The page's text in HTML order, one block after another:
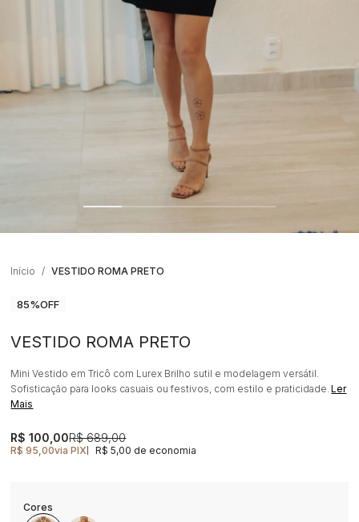
Início VESTIDO ROMA PRETO
85%OFF
VESTIDO ROMA PRETO
Mini Vestido em Tricô com Lurex Brilho sutil e modelagem versátil.
Sofisticação para looks casuais ou festivos, com estilo e praticidade.Ler
Mais
R$ 95,00via PIX R$ 5,00 de economia
R$ 689,00
R$ 100,00